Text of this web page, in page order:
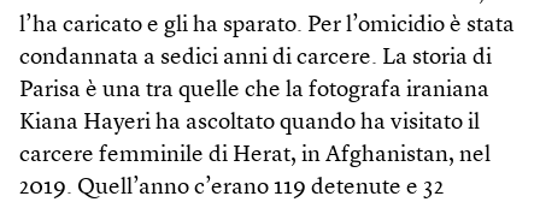
l’ha caricato e gli ha sparato. Per l’omicidio è stata
condannata a sedici anni di carcere. La storia di
Parisa è una tra quelle che la fotografa iraniana
Kiana Hayeri ha ascoltato quando ha visitato il
carcere femminile di Herat, in Afghanistan, nel
2019. Quell’anno c’erano 119 detenute e 32